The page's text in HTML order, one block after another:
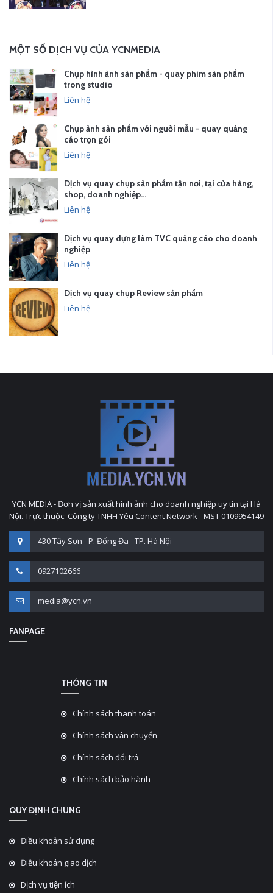
MỘT SỐ DỊCH VỤ CỦA YCNMEDIA
Chụp hình ảnh sản phẩm - quay phim sản phẩm
trong studio
Liên hệ
Chụp ảnh sản phẩm với người mẫu - quay quảng
cáo trọn gói
Liên hệ
Dịch vụ quay chụp sản phẩm tận nơi, tại cửa hàng,
shop, doanh nghiệp…
Liên hệ
Dịch vụ quay dựng làm TVC quảng cáo cho doanh
nghiệp
Liên hệ
Dịch vụ quay chụp Review sản phẩm
Liên hệ
YCN MEDIA - Đơn vị sản xuất hình ảnh cho doanh nghiệp uy tín tại Hà
Nội. Trực thuộc: Công ty TNHH Yêu Content Network - MST 0109954149
430 Tây Sơn - P. Đống Đa - TP. Hà Nội
0927102666
media@ycn.vn
FANPAGE
THÔNG TIN
Chính sách thanh toán
Chính sách vận chuyển
Chính sách đổi trả
Chính sách bảo hành
QUY ĐỊNH CHUNG
Điều khoản sử dụng
Điều khoản giao dịch
Dịch vụ tiện ích